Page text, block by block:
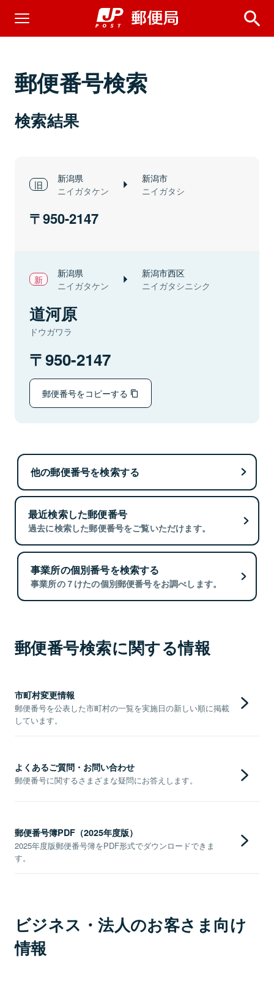
郵便番号検索
検索結果
新潟県
ニイガタケン
新潟市
ニイガタシ
950-2147
新潟県
ニイガタケン
新潟市西区
ニイガタシニシク
道河原
ドウガワラ
950-2147
郵便番号をコピーする
他の郵便番号を検索する
最近検索した郵便番号
過去に検索した郵便番号をご覧いただけます。
事業所の個別番号を検索する
事業所の７けたの個別郵便番号をお調べします。
郵便番号検索に関する情報
市町村変更情報
郵便番号を公表した市町村の一覧を実施日の新しい順に掲載
しています。
よくあるご質問・お問い合わせ
郵便番号に関するさまざまな疑問にお答えします。
郵便番号簿PDF（2025年度版）
2025年度版郵便番号簿をPDF形式でダウンロードできま
す。
ビジネス・法人のお客さま向け
情報